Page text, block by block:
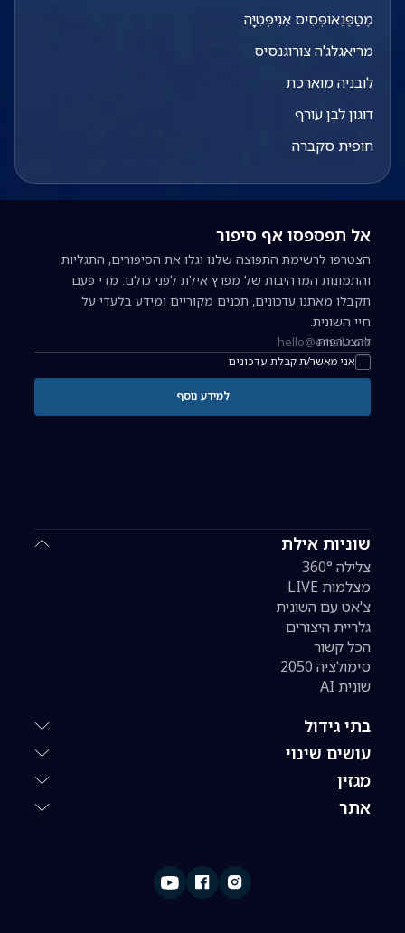
מֶטַפֶּנֵאוֹפְּסִיס אֵגִיפְּטִיָּה
מריאגלג'ה צורוגנסיס
לובניה מוארכת
דוגון לבן עורף
חופית סקברה
שוניות אילת
צלילה 360°
מצלמות LIVE
צ'אט עם השונית
גלריית היצורים
הכל קשור
סימולציה 2050
שונית AI
בתי גידול
עושים שינוי
מגזין
אתר
אל תפספסו אף סיפור
הצטרפו לרשימת התפוצה שלנו וגלו את הסיפורים, התגליות
והתמונות המרהיבות של מפרץ אילת לפני כולם. מדי פעם
תקבלו מאתנו עדכונים, תכנים מקוריים ומידע בלעדי על
חיי השונית.
כתובת אימייל להרשמה לניוזלטר
אני מאשר/ת קבלת עדכונים
להצטרפות
למידע נוסף